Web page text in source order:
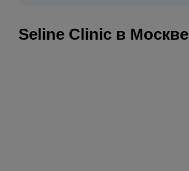
Seline Clinic в Москве